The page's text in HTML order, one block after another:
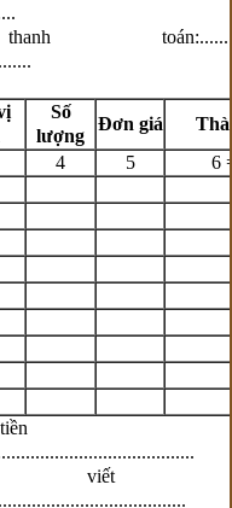
Số
lượng
Đơn giá
4 5 6